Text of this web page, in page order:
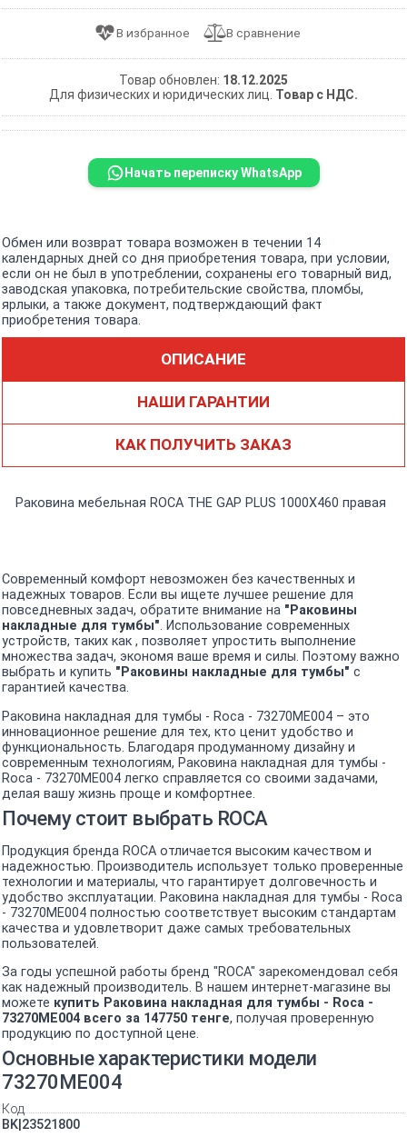
Товар обновлен: 18.12.2025
Для физических и юридических лиц. Товар с НДС.
Начать переписку WhatsApp
Обмен или возврат товара возможен в течении 14
календарных дней со дня приобретения товара, при условии,
если он не был в употреблении, сохранены его товарный вид,
заводская упаковка, потребительские свойства, пломбы,
ярлыки, а также документ, подтверждающий факт
приобретения товара.
ОПИСАНИЕ
НАШИ ГАРАНТИИ
КАК ПОЛУЧИТЬ ЗАКАЗ
Раковина мебельная ROCA THE GAP PLUS 1000X460 правая
Современный комфорт невозможен без качественных и
надежных товаров. Если вы ищете лучшее решение для
повседневных задач, обратите внимание на "Раковины
накладные для тумбы". Использование современных
устройств, таких как , позволяет упростить выполнение
множества задач, экономя ваше время и силы. Поэтому важно
выбрать и купить "Раковины накладные для тумбы" с
гарантией качества.
Раковина накладная для тумбы - Roca - 73270ME004 – это
инновационное решение для тех, кто ценит удобство и
функциональность. Благодаря продуманному дизайну и
современным технологиям, Раковина накладная для тумбы -
Roca - 73270ME004 легко справляется со своими задачами,
делая вашу жизнь проще и комфортнее.
Почему стоит выбрать ROCA
Продукция бренда ROCA отличается высоким качеством и
надежностью. Производитель использует только проверенные
технологии и материалы, что гарантирует долговечность и
удобство эксплуатации. Раковина накладная для тумбы - Roca
- 73270ME004 полностью соответствует высоким стандартам
качества и удовлетворит даже самых требовательных
пользователей.
За годы успешной работы бренд "ROCA" зарекомендовал себя
как надежный производитель. В нашем интернет-магазине вы
можете купить Раковина накладная для тумбы - Roca -
73270ME004 всего за 147750 тенге, получая проверенную
продукцию по доступной цене.
Основные характеристики модели
73270ME004
Код
BK|23521800